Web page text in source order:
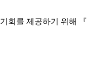
기회를 제공하기 위해 『